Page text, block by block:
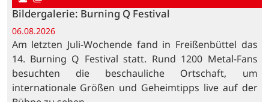
Bildergalerie: Burning Q Festival
06.08.2026
Am letzten Juli-Wochende fand in Freißenbüttel das
14. Burning Q Festival statt. Rund 1200 Metal-Fans
besuchten die beschauliche Ortschaft, um
internationale Größen und Geheimtipps live auf der